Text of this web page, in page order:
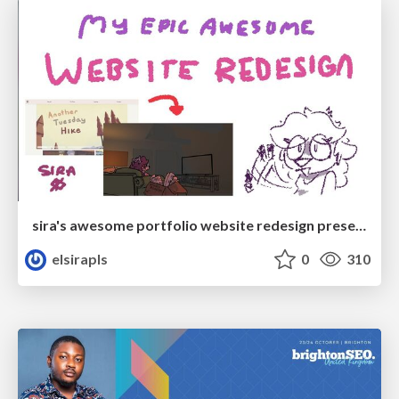
sira's awesome portfolio website redesign presentation
elsirapls
0 310